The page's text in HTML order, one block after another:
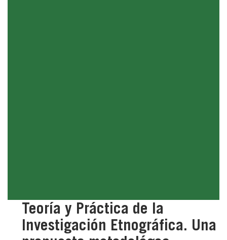
Teoría y Práctica de la
Investigación Etnográfica. Una